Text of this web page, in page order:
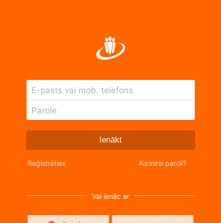
E-pasts vai mob. telefons
Parole
Ienākt
Reģistrēties Aizmirsi paroli?
Vai ienāc ar